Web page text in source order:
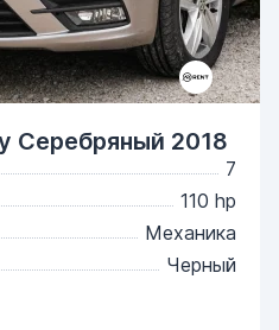
Серебряный 2018
7
110 hp
Механика
Черный